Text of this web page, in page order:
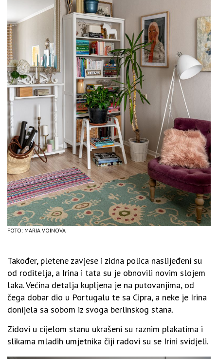
FOTO: MARIA VOINOVA
Također, pletene zavjese i zidna polica naslijeđeni su
od roditelja, a Irina i tata su je obnovili novim slojem
laka. Većina detalja kupljena je na putovanjima, od
čega dobar dio u Portugalu te sa Cipra, a neke je Irina
donijela sa sobom iz svoga berlinskog stana.
Zidovi u cijelom stanu ukrašeni su raznim plakatima i
slikama mladih umjetnika čiji radovi su se Irini svidjeli.